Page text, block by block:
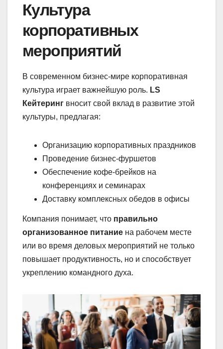
Культура
корпоративных
мероприятий
В современном бизнес-мире корпоративная
культура играет важнейшую роль. LS
Кейтеринг вносит свой вклад в развитие этой
культуры, предлагая:
Организацию корпоративных праздников
Проведение бизнес-фуршетов
Обеспечение кофе-брейков на
конференциях и семинарах
Доставку комплексных обедов в офисы
Компания понимает, что правильно
организованное питание на рабочем месте
или во время деловых мероприятий не только
повышает продуктивность, но и способствует
укреплению командного духа.